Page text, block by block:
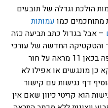
הולכת וגדלה של תובעים
מתוחכמים כמו עמותות
– אבל בגדול כתב תביעה כזה
החדשה של עורכי
הדין המתפרנסים מכך כפי שנחשפה בכאן 11 מראה על חור
מונגשים או אפילו לא
דף נגישות עם קישור
הוא קריטי כיוון שאם אין